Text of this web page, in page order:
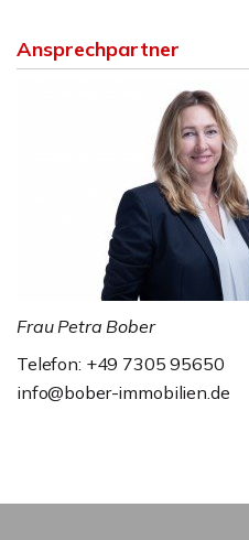
Ansprechpartner
Frau Petra Bober
Telefon: +49 7305 95650
info@bober-immobilien.de